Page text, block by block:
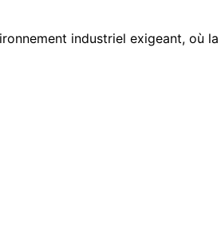
industriel exigeant, où